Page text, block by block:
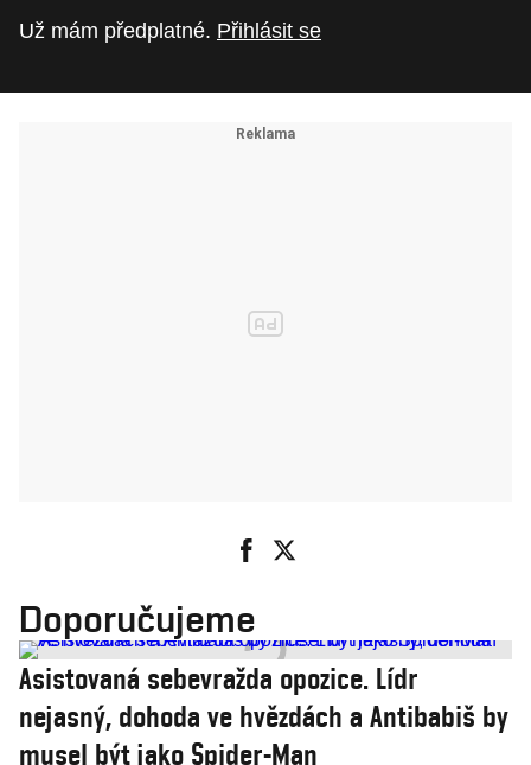
Už mám předplatné. Přihlásit se
Doporučujeme
Asistovaná sebevražda opozice. Lídr
nejasný, dohoda ve hvězdách a Antibabiš by
musel být jako Spider-Man